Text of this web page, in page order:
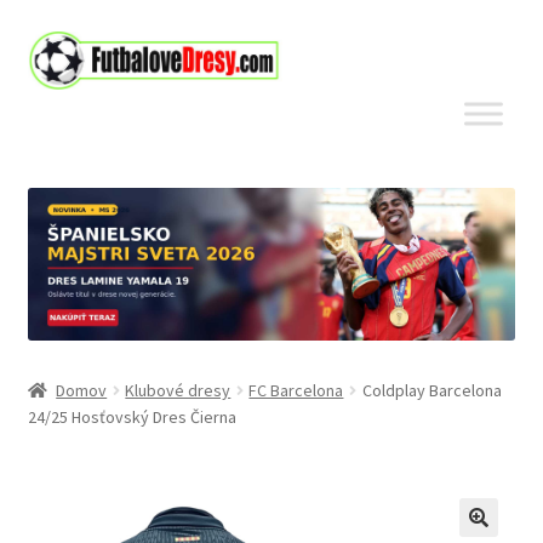
Preskočiť
na
Preskočiť
na
Domov Klubové dresy FC Barcelona
Coldplay Barcelona
24/25 Hosťovský Dres Čierna